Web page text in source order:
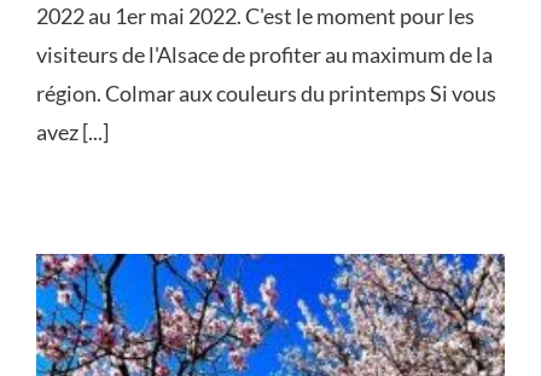
2022 au 1er mai 2022. C'est le moment pour les
visiteurs de l'Alsace de profiter au maximum de la
région. Colmar aux couleurs du printemps Si vous
avez [...]